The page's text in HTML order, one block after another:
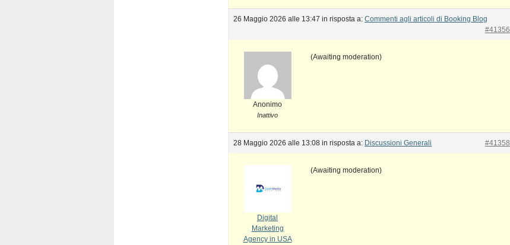
26 Maggio 2026 alle 13:47 in risposta a: Commenti agli articoli di Booking Blog
#41356
Anonimo
Inattivo
(Awaiting moderation)
28 Maggio 2026 alle 13:08 in risposta a: Discussioni Generali #41358
Digital
Marketing
Agency in USA
(Awaiting moderation)